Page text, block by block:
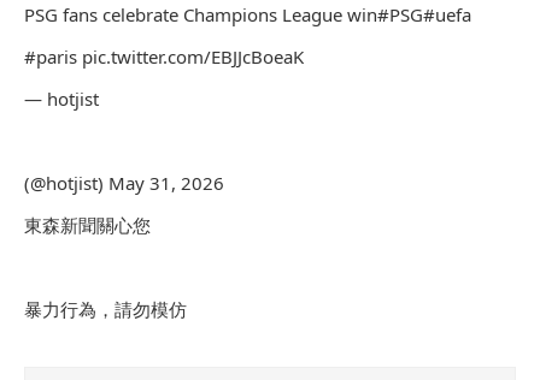
PSG fans celebrate Champions League win#PSG#uefa
#paris pic.twitter.com/EBJJcBoeaK
— hotjist
(@hotjist) May 31, 2026
東森新聞關心您
暴力行為，請勿模仿